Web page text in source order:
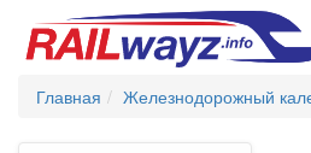
Главная Железнодорожный